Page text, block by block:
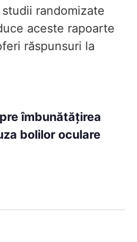
randomizate
aceste rapoarte
răspunsuri la
îmbunătățirea
bolilor oculare